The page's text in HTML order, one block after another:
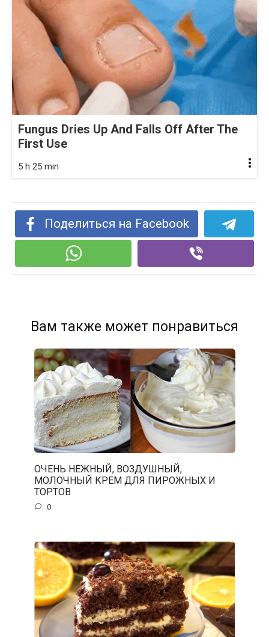
Fungus Dries Up And Falls Off After The
First Use
5 h 25 min
Поделиться на Facebook
Вам также может понравиться
ОЧЕНЬ НЕЖНЫЙ, ВОЗДУШНЫЙ,
МОЛОЧНЫЙ КРЕМ ДЛЯ ПИРОЖНЫХ И
ТОРТОВ
0